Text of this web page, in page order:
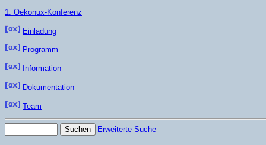
1. Oekonux-Konferenz
Einladung
Programm
Information
Dokumentation
Team
Erweiterte Suche